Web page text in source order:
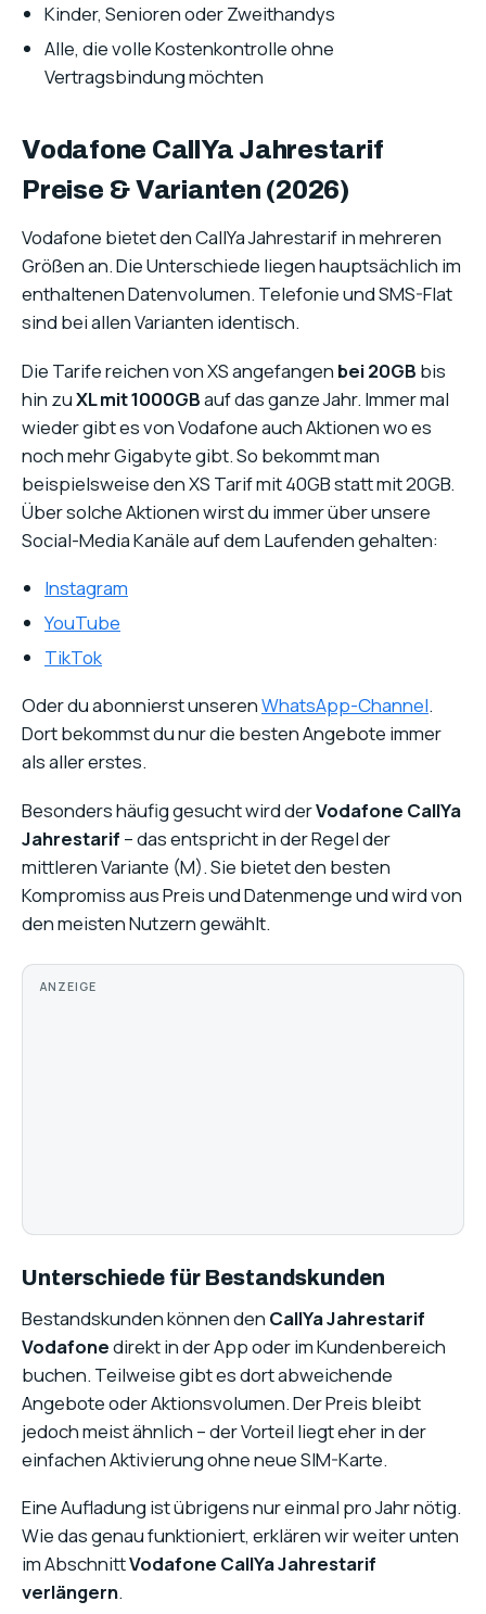
Kinder, Senioren oder Zweithandys
Alle, die volle Kostenkontrolle ohne
Vertragsbindung möchten
Vodafone CallYa Jahrestarif
Preise & Varianten (2026)
Vodafone bietet den CallYa Jahrestarif in mehreren
Größen an. Die Unterschiede liegen hauptsächlich im
enthaltenen Datenvolumen. Telefonie und SMS-Flat
sind bei allen Varianten identisch.
Die Tarife reichen von XS angefangen bei 20GB bis
hin zuXL mit 1000GBauf das ganze Jahr. Immer mal
wieder gibt es von Vodafone auch Aktionen wo es
noch mehr Gigabyte gibt. So bekommt man
beispielsweise den XS Tarif mit 40GB statt mit 20GB.
Über solche Aktionen wirst du immer über unsere
Social-Media Kanäle auf dem Laufenden gehalten:
Instagram
YouTube
TikTok
Oder du abonnierst unserenWhatsApp-Channel.
Dort bekommst du nur die besten Angebote immer
als aller erstes.
Besonders häufig gesucht wird derVodafone CallYa
Jahrestarif – das entspricht in der Regel der
mittleren Variante (M). Sie bietet den besten
Kompromiss aus Preis und Datenmenge und wird von
den meisten Nutzern gewählt.
ANZEIGE
Unterschiede für Bestandskunden
Bestandskunden können den CallYa Jahrestarif
Vodafonedirekt in der App oder im Kundenbereich
buchen. Teilweise gibt es dort abweichende
Angebote oder Aktionsvolumen. Der Preis bleibt
jedoch meist ähnlich – der Vorteil liegt eher in der
einfachen Aktivierung ohne neue SIM-Karte.
Eine Aufladung ist übrigens nur einmal pro Jahr nötig.
Wie das genau funktioniert, erklären wir weiter unten
im AbschnittVodafone CallYa Jahrestarif
verlängern.